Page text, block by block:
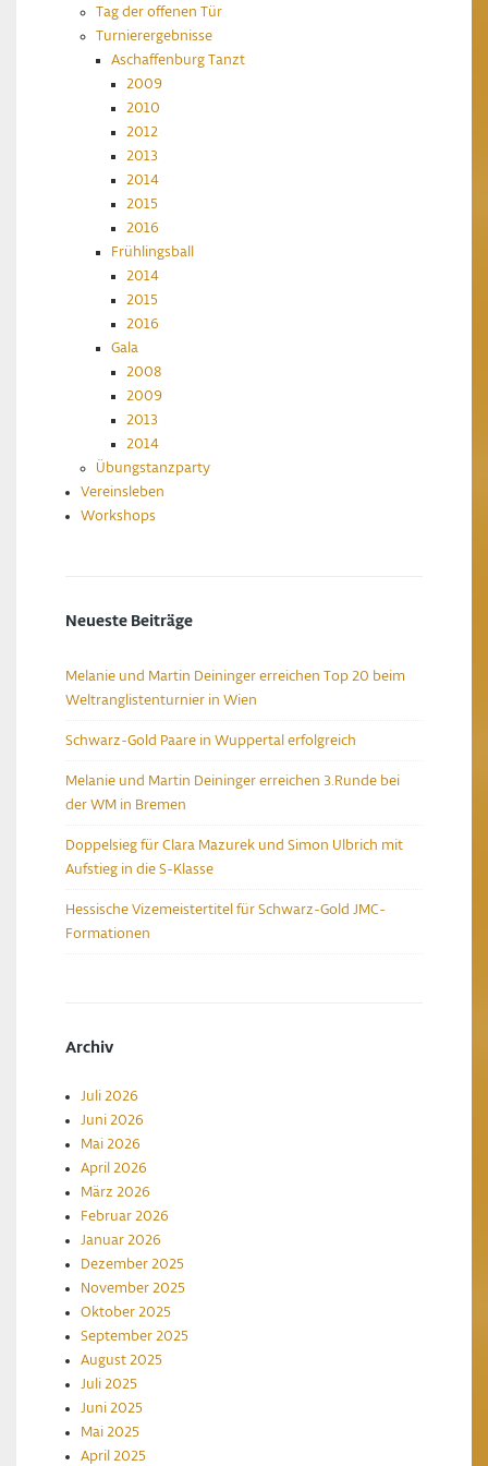
Tag der offenen Tür
Turnierergebnisse
Aschaffenburg Tanzt
2009
2010
2012
2013
2014
2015
2016
Frühlingsball
2014
2015
2016
Gala
2008
2009
2013
2014
Übungstanzparty
Vereinsleben
Workshops
Neueste Beiträge
Melanie und Martin Deininger erreichen Top 20 beim
Weltranglistenturnier in Wien
Schwarz-Gold Paare in Wuppertal erfolgreich
Melanie und Martin Deininger erreichen 3.Runde bei
der WM in Bremen
Doppelsieg für Clara Mazurek und Simon Ulbrich mit
Aufstieg in die S-Klasse
Hessische Vizemeistertitel für Schwarz-Gold JMC-
Formationen
Archiv
Juli 2026
Juni 2026
Mai 2026
April 2026
März 2026
Februar 2026
Januar 2026
Dezember 2025
November 2025
Oktober 2025
September 2025
August 2025
Juli 2025
Juni 2025
Mai 2025
April 2025